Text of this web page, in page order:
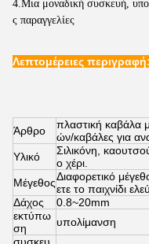
4.Μια μοναδική συσκευή,
ς παραγγελίες
Λεπτομέρειες περιγραφή:
Άρθρο
πλαστική καβάλα
ών/καβάλες για
Υλικό
Σιλικόνη,
ο χέρι.
ΜέγεθοςΔιαφορετικό
ετε το παιχνίδι
Δάχος
0.8~20mm
εκτύπω
ση
υπολίμανση
συσκευ